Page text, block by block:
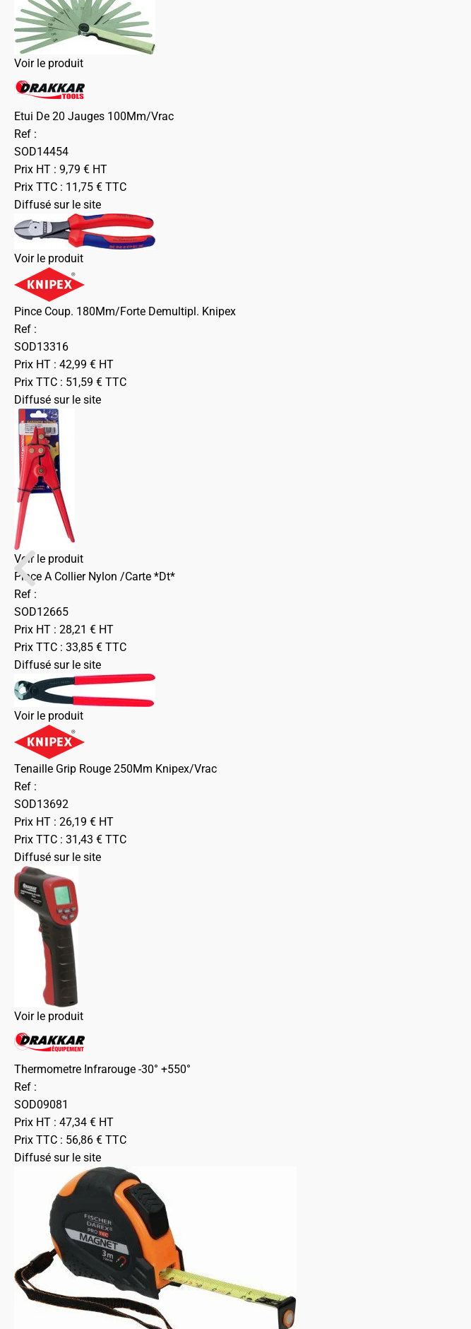
Voir le produit
Etui De 20 Jauges 100Mm/Vrac
Ref :
SOD14454
Prix HT : 9,79 € HT
Prix TTC : 11,75 € TTC
Diffusé sur le site
Voir le produit
Pince Coup. 180Mm/Forte Demultipl. Knipex
Ref :
SOD13316
Prix HT : 42,99 € HT
Prix TTC : 51,59 € TTC
Diffusé sur le site
Voir le produit
Pince A Collier Nylon /Carte *Dt*
Ref :
SOD12665
Prix HT : 28,21 € HT
Prix TTC : 33,85 € TTC
Diffusé sur le site
Voir le produit
Tenaille Grip Rouge 250Mm Knipex/Vrac
Ref :
SOD13692
Prix HT : 26,19 € HT
Prix TTC : 31,43 € TTC
Diffusé sur le site
Voir le produit
Thermometre Infrarouge -30° +550°
Ref :
SOD09081
Prix HT : 47,34 € HT
Prix TTC : 56,86 € TTC
Diffusé sur le site